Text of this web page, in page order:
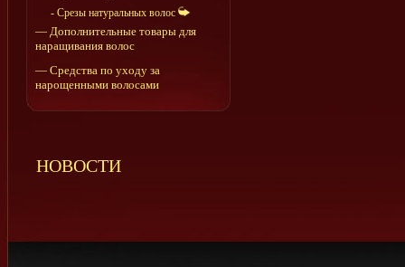
- Срезы натуральных волос
— Дополнительные товары для
наращивания волос
— Средства по уходу за
нарощенными волосами
НОВОСТИ